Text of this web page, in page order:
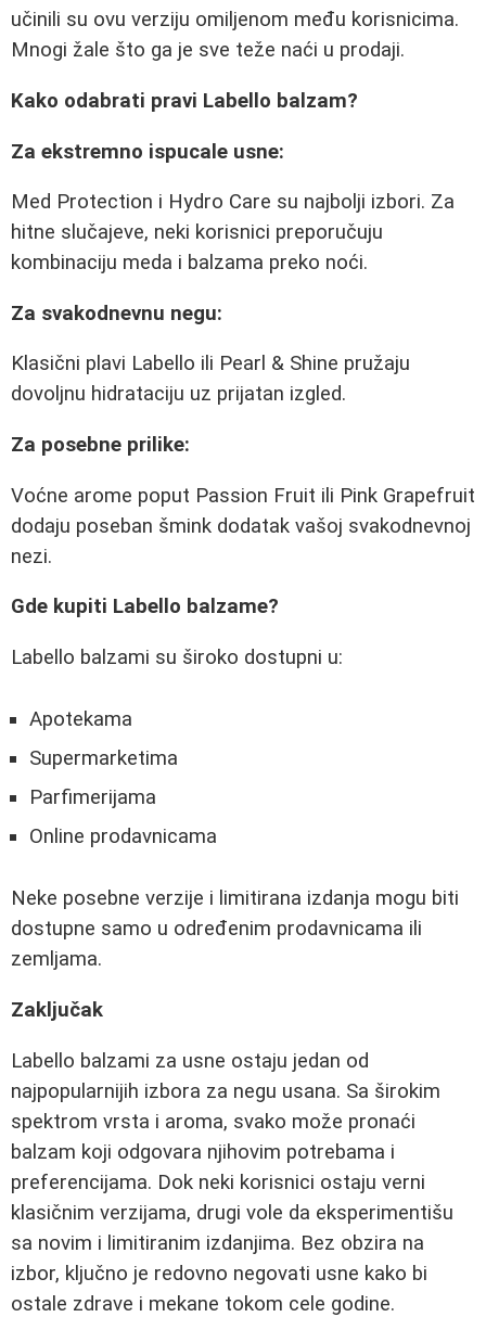
učinili su ovu verziju omiljenom među korisnicima.
Mnogi žale što ga je sve teže naći u prodaji.
Kako odabrati pravi Labello balzam?
Za ekstremno ispucale usne:
Med Protection i Hydro Care su najbolji izbori. Za
hitne slučajeve, neki korisnici preporučuju
kombinaciju meda i balzama preko noći.
Za svakodnevnu negu:
Klasični plavi Labello ili Pearl & Shine pružaju
dovoljnu hidrataciju uz prijatan izgled.
Za posebne prilike:
Voćne arome poput Passion Fruit ili Pink Grapefruit
dodaju poseban šmink dodatak vašoj svakodnevnoj
nezi.
Gde kupiti Labello balzame?
Labello balzami su široko dostupni u:
Apotekama
Supermarketima
Parfimerijama
Online prodavnicama
Neke posebne verzije i limitirana izdanja mogu biti
dostupne samo u određenim prodavnicama ili
zemljama.
Zaključak
Labello balzami za usne ostaju jedan od
najpopularnijih izbora za negu usana. Sa širokim
spektrom vrsta i aroma, svako može pronaći
balzam koji odgovara njihovim potrebama i
preferencijama. Dok neki korisnici ostaju verni
klasičnim verzijama, drugi vole da eksperimentišu
sa novim i limitiranim izdanjima. Bez obzira na
izbor, ključno je redovno negovati usne kako bi
ostale zdrave i mekane tokom cele godine.